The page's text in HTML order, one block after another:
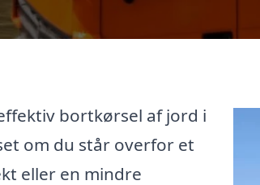
bortkørsel af jord i
om du står overfor et
eller en mindre